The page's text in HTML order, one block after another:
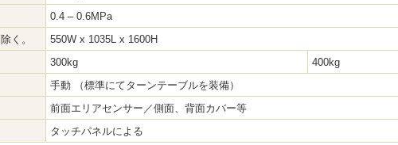
0.4 – 0.6MPa
く。
550W x 1035L x 1600H
300kg
400kg
手動 （標準にてターンテーブルを装備）
前面エリアセンサー／側面、背面カバー等
タッチパネルによる